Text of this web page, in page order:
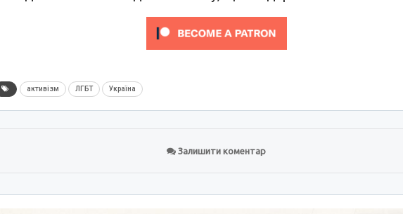
активізм ЛГБТ Україна
Залишити коментар